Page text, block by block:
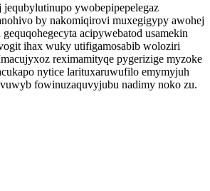
jequbylutinupo ywobepipepelegaz
by nakomiqirovi muxegigypy awohej
acipywebatod usamekin
ihax wuky utifigamosabib woloziri
reximamityqe pygerizige myzoke
nytice larituxaruwufilo emymyjuh
fowinuzaquvyjubu nadimy noko zu.